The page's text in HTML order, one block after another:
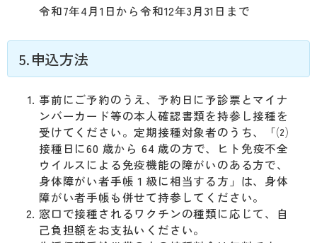
令和7年4月1日から令和12年3月31日まで
5.申込方法
事前にご予約のうえ、予約日に予診票とマイナ
ンバーカード等の本人確認書類を持参し接種を
受けてください。定期接種対象者のうち、「⑵
接種日に60 歳から 64 歳の方で、
ヒト免疫不全
ウイルスによる免疫機能の障がいのある方で、
身体障がい者手帳１級に相当する方」 は、身体
障がい者手帳も併せて持参してください。
窓口で接種されるワクチンの種類に応じて、自
己負担額をお支払いください。